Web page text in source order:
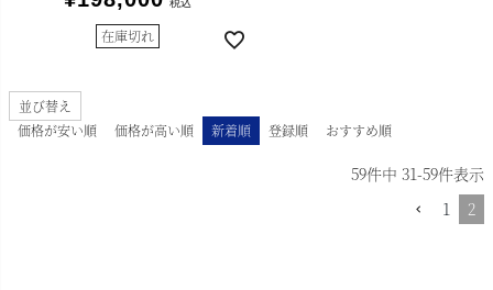
税込
在庫切れ
並び替え
価格が安い順
価格が高い順 新着順 登録順 おすすめ順
59件中 31-59件表示
1
2